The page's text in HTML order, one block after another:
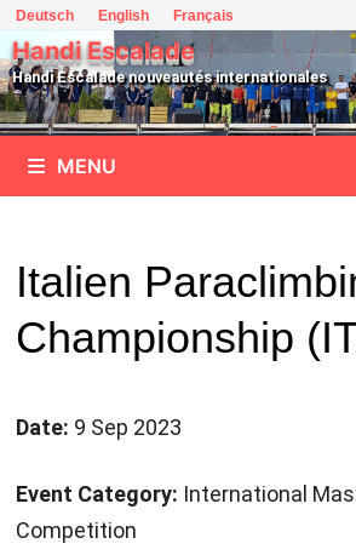
Passer
au
contenu
Deutsch English Français
Handi Escalade
Handi Escalade nouveautés internationales
MENU
Italien
Championship
Date: 9 Sep 2023
Event Category: International
Competition